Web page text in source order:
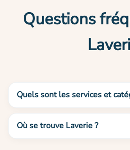
Questions
Quels sont les services et
Où se trouve Laverie ?